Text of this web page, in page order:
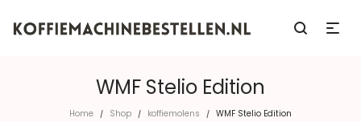
WMF Stelio Edition
Home / Shop / koffiemolens / WMF Stelio Edition